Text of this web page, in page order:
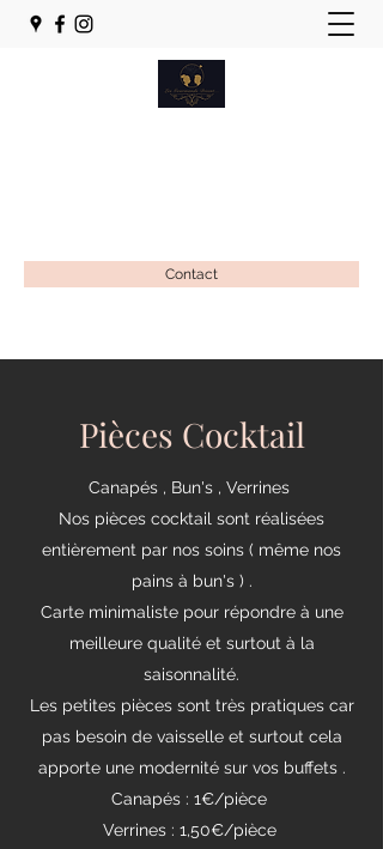
Contact
Pièces Cocktail
Canapés , Bun's , Verrines
Nos pièces cocktail sont réalisées
entièrement par nos soins ( même nos
pains à bun's ) .
Carte minimaliste pour répondre à une
meilleure qualité et surtout à la
saisonnalité.
Les petites pièces sont très pratiques car
pas besoin de vaisselle et surtout cela
apporte une modernité sur vos buffets .
Canapés : 1€/pièce
Verrines : 1,50€/pièce